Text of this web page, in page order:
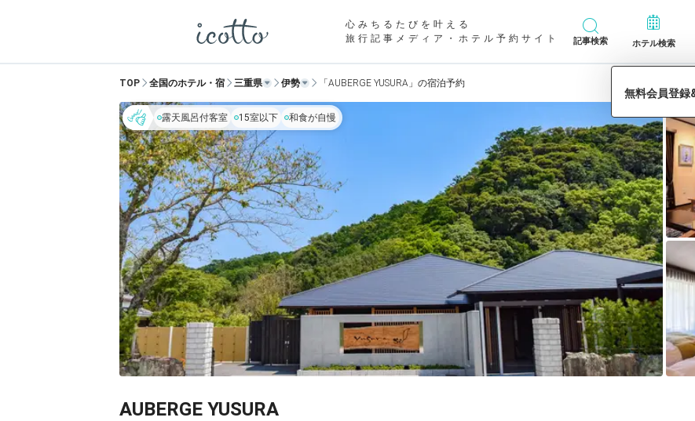
心みちるたびを叶える
旅行記事メディア・ホテル予約サイト
記事検索 ホテル検索
TOP 全国のホテル・宿 三重県 伊勢 「AUBERGE YUSURA」の宿泊予約
露天風呂付客室 15室以下 和食が自慢
AUBERGE YUSURA